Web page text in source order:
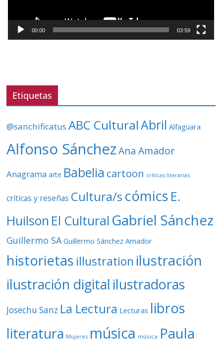
o
í
e
00:00 03:59
Etiquetas
@sanchificatus ABC CulturalAbril Alfaguara
Alfonso Sánchez Ana Amador
Anagrama arte Babelia cartoon críticas literarias
críticas y reseñas Cultura/s cómics E.
Huilson El Cultural Gabriel Sánchez
Guillermo SA Guillermo Sánchez Amador
historietas illustration ilustración
ilustración digital ilustradoras
Josechu Sanz La Lectura Lecturas libros
literatura Mujeres música música Paula